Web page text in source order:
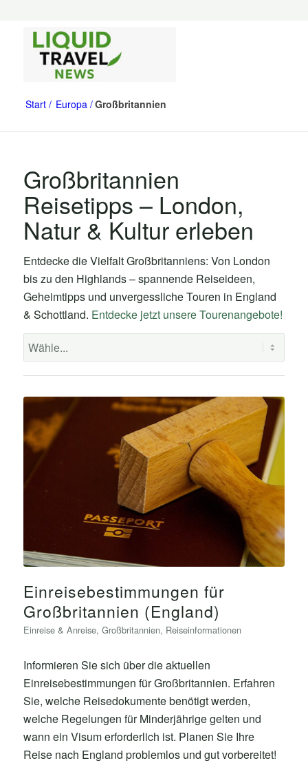
Start Europa Großbritannien
Großbritannien
Reisetipps – London,
Natur & Kultur erleben
Entdecke die Vielfalt Großbritanniens: Von London
bis zu den Highlands – spannende Reiseideen,
Geheimtipps und unvergessliche Touren in England
& Schottland. Entdecke jetzt unsere Tourenangebote!
Einreisebestimmungen für
Großbritannien (England)
Einreise & Anreise, Großbritannien, Reiseinformationen
Informieren Sie sich über die aktuellen
Einreisebestimmungen für Großbritannien. Erfahren
Sie, welche Reisedokumente benötigt werden,
welche Regelungen für Minderjährige gelten und
wann ein Visum erforderlich ist. Planen Sie Ihre
Reise nach England problemlos und gut vorbereitet!